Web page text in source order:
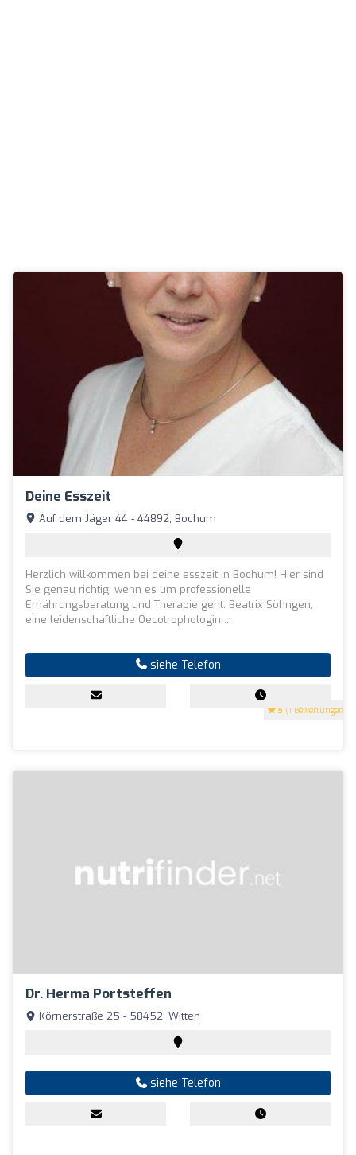
Deine Esszeit
5 (1 Bewertungen)
Auf dem Jäger 44 - 44892, Bochum
Herzlich willkommen bei deine esszeit in Bochum! Hier sind
Sie genau richtig, wenn es um professionelle
Ernährungsberatung und Therapie geht. Beatrix Söhngen,
eine leidenschaftliche Oecotrophologin ...
siehe Telefon
Dr. Herma Portsteffen
Körnerstraße 25 - 58452, Witten
siehe Telefon